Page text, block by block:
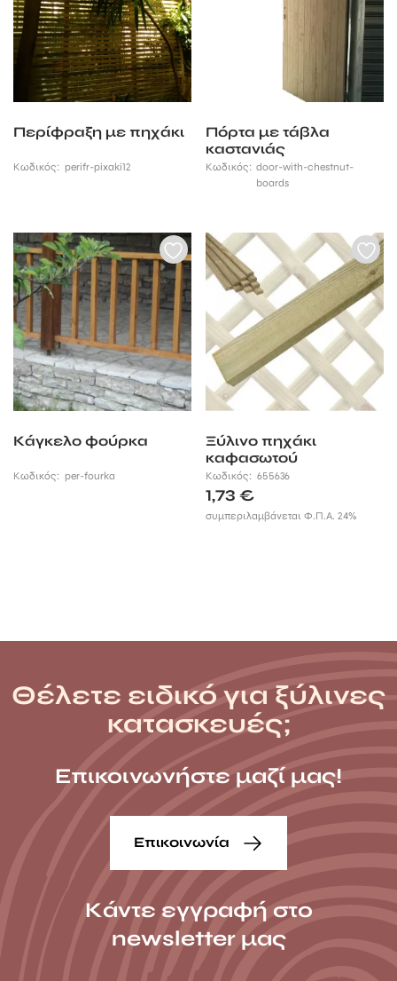
Περίφραξη με πηχάκι
Κωδικός: perifr-pixaki12
Πόρτα με τάβλα
καστανιάς
Κωδικός: door-with-chestnut-
boards
Κάγκελο φούρκα
Κωδικός: per-fourka
Ξύλινο πηχάκι
καφασωτού
Κωδικός:655636
1,73€
συμπεριλαμβάνεται Φ.Π.Α. 24%
Θέλετε ειδικό για ξύλινες
κατασκευές;
Επικοινωνήστε μαζί μας!
Επικοινωνία
Κάντε εγγραφή στο
newsletter μας